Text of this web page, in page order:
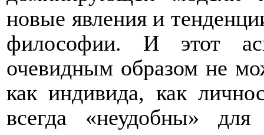
новые явления и
философии. И этот
очевидным образом не
как индивида, как
всегда «неудобны»